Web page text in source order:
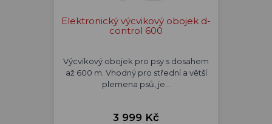
Elektronický výcvikový obojek d-
control 600
Výcvikový obojek pro psy s dosahem
až 600 m. Vhodný pro střední a větší
plemena psů, je…
3 999 Kč